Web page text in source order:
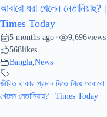
আবারো ধরা খেলেন নেতানিয়াহু? |
Times Today
5 months ago • 9,696views
568likes
Bangla,News
জীবিত থাকার প্রমান দিতে গিয়ে আবারো
খেলেন নেতানিয়াহু? | Times Today